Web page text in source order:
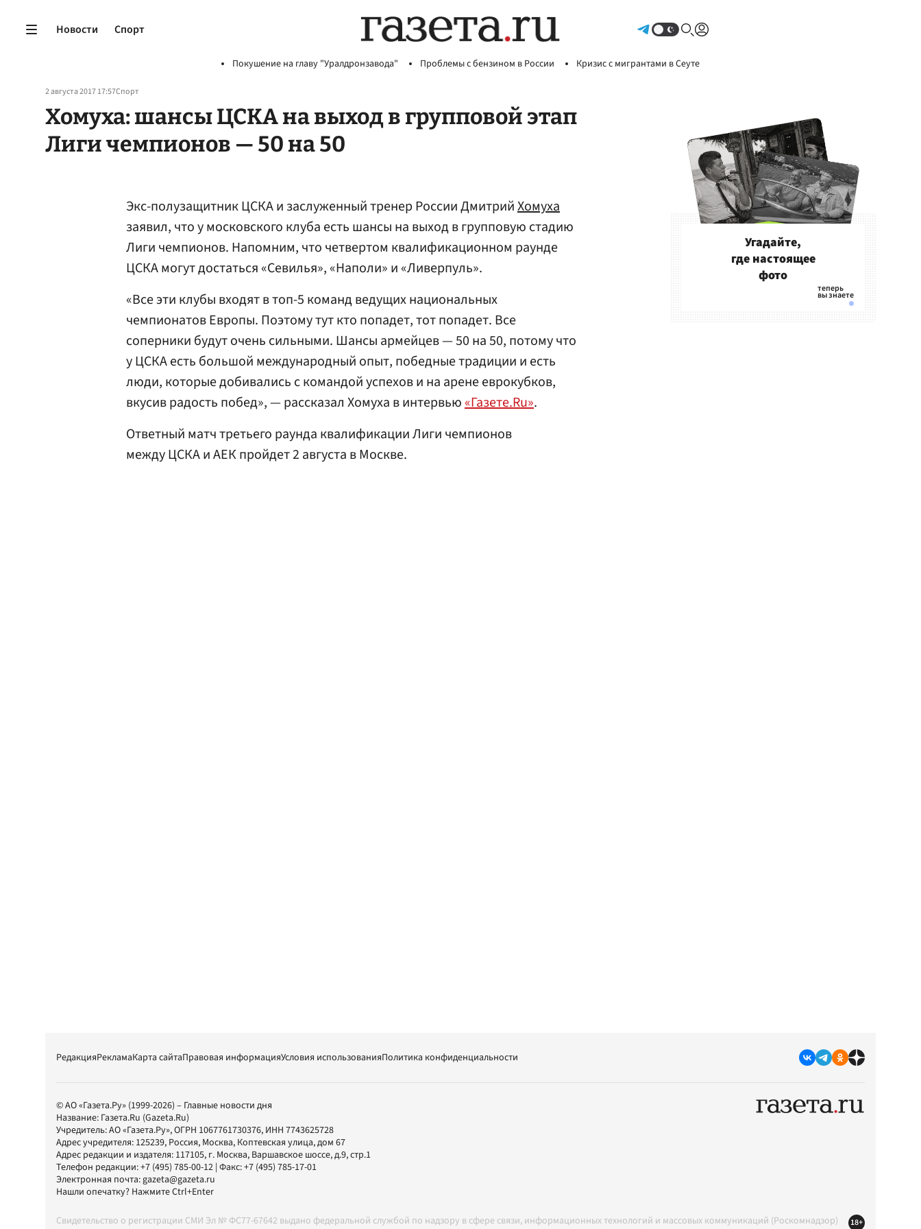
Новости Спорт
Покушение на главу "Уралдронзавода" Проблемы с бензином в России Кризис с мигрантами в Сеуте
2 августа 2017 17:57Спорт
Хомуха: шансы ЦСКА на выход в групповой этап
Лиги чемпионов — 50 на 50
Экс-полузащитник ЦСКА и заслуженный тренер России ДмитрийХомуха
заявил, что у московского клуба есть шансы на выход в групповую стадию
Лиги чемпионов. Напомним, что четвертом квалификационном раунде
ЦСКА могут достаться «Севилья», «Наполи» и «Ливерпуль».
«Все эти клубы входят в топ-5 команд ведущих национальных
чемпионатов Европы. Поэтому тут кто попадет, тот попадет. Все
соперники будут очень сильными. Шансы армейцев — 50 на 50, потому что
у ЦСКА есть большой международный опыт, победные традиции и есть
люди, которые добивались с командой успехов и на арене еврокубков,
вкусив радость побед», — рассказал Хомуха в интервью«Газете.Ru».
Ответный матч третьего раунда квалификации Лиги чемпионов
между ЦСКА и АЕК пройдет 2 августа в Москве.
Угадайте,
где настоящее
фото
РедакцияРекламаКарта сайтаПравовая информацияУсловия использованияПолитика конфиденциальности
© АО «Газета.Ру» (1999-2026) – Главные новости дня
Название: Газета.Ru (Gazeta.Ru)
Учредитель:АО «Газета.Ру», ОГРН 1067761730376, ИНН 7743625728
Адрес учредителя: 125239, Россия, Москва, Коптевская улица, дом 67
Адрес редакции и издателя: 117105, г. Москва, Варшавское шоссе, д.9, стр.1
Телефон редакции:+7 (495) 785-00-12 | Факс:+7 (495) 785-17-01
Электронная почта:gazeta@gazeta.ru
Нашли опечатку? Нажмите Ctrl+Enter
Свидетельство о регистрации СМИ Эл № ФС77-67642 выдано федеральной службой по надзору в сфере связи, информационных технологий и массовых коммуникаций (Роскомнадзор)
18+